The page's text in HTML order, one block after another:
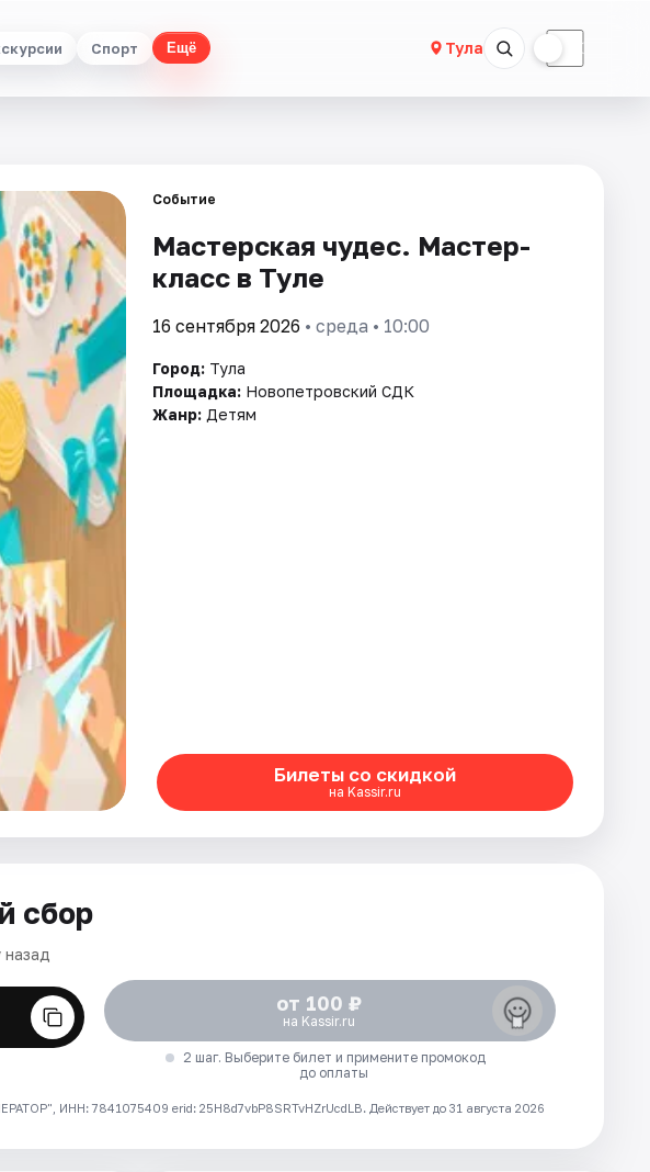
Спорт Ещё Тула ☾
Событие
Мастерская чудес. Мастер-
класс в Туле
16 сентября 2026 • среда • 10:00
Город: Тула
Площадка: Новопетровский СДК
Жанр: Детям
Билеты со скидкой
на Kassir.ru
сбор
от 100 ₽
на Kassir.ru
2 шаг. Выберите билет и примените промокод
до оплаты
ИНН: 7841075409 erid: 25H8d7vbP8SRTvHZrUcdLB. Действует до 31 августа 2026